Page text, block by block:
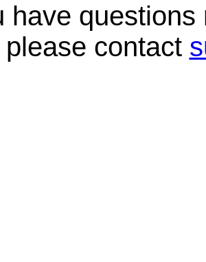
have
please contact